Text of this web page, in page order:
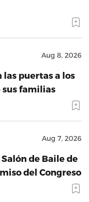
Aug 8, 2026
las puertas a los
sus familias
Aug 7, 2026
de Baile de
del Congreso